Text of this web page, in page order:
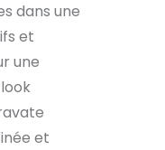
dans une
et
une
et